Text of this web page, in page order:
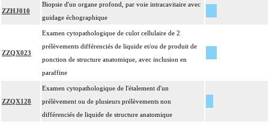
ZZHJ010
Biopsie d'un organe profond, par voie intracavitaire avec
guidage échographique
ZZQX023
Examen cytopathologique de culot cellulaire de 2
prélèvements différenciés de liquide et/ou de produit de
ponction de structure anatomique, avec inclusion en
paraffine
ZZQX128
Examen cytopathologique de l'étalement d'un
prélèvement ou de plusieurs prélèvements non
différenciés de liquide de structure anatomique